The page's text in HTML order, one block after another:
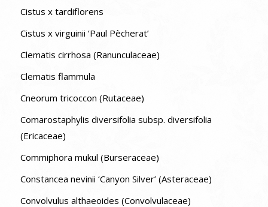
Cistus x tardiflorens
Cistus x virguinii ‘Paul Pècherat’
Clematis cirrhosa (Ranunculaceae)
Clematis flammula
Cneorum tricoccon (Rutaceae)
Comarostaphylis diversifolia subsp. diversifolia
(Ericaceae)
Commiphora mukul (Burseraceae)
Constancea nevinii ‘Canyon Silver’ (Asteraceae)
Convolvulus althaeoides (Convolvulaceae)